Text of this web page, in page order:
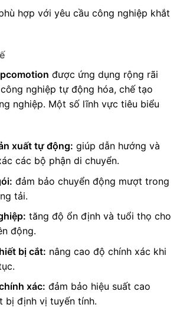
hợp với yêu cầu công nghiệp khắt
được ứng dụng rộng rãi
nghiệp tự động hóa, chế tạo
nghiệp. Một số lĩnh vực tiêu biểu
xuất tự động: giúp dẫn hướng và
các bộ phận di chuyển.
đảm bảo chuyển động mượt trong
tải.
tăng độ ổn định và tuổi thọ cho
động.
bị cắt: nâng cao độ chính xác khi
xác: đảm bảo hiệu suất cao
bị định vị tuyến tính.